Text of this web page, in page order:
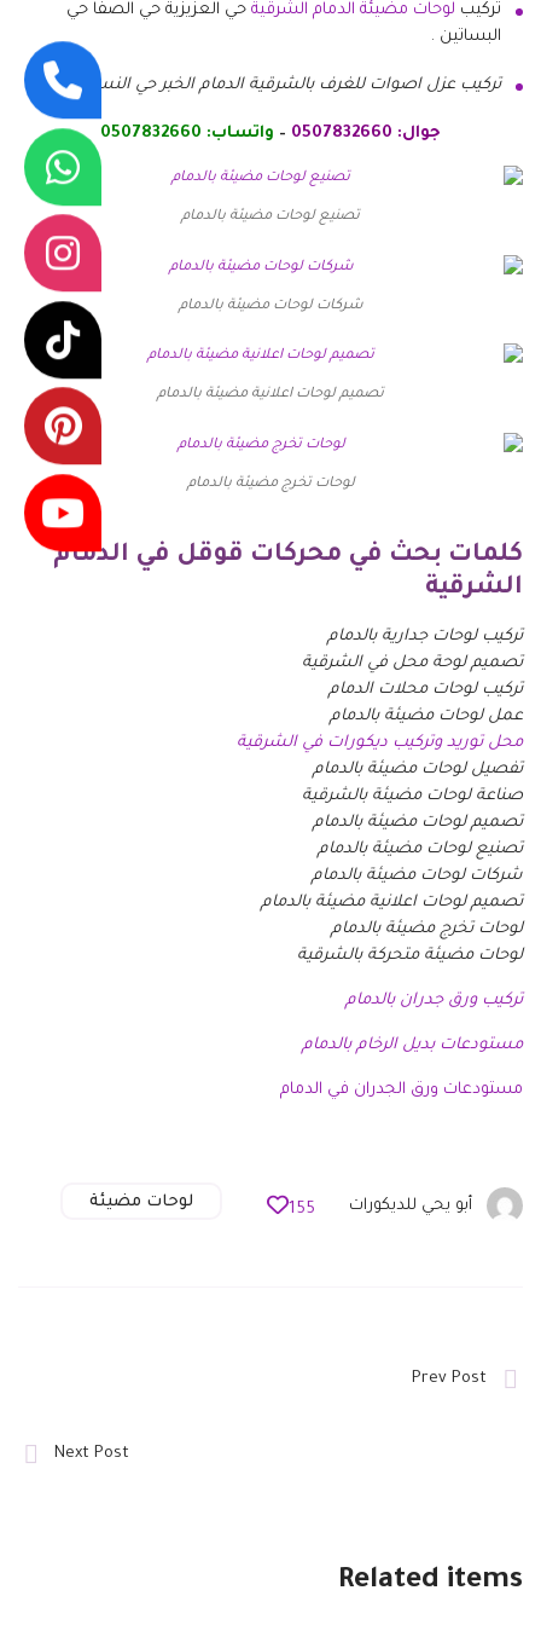
تركيب لوحات مضيئة الدمام الشرقية حي العزيزية حي الصفا حي
البساتين .
تركيب عزل اصوات للغرف بالشرقية الدمام الخبر حي النسيم .
جوال: 0507832660 – واتساب: 0507832660
تصنيع لوحات مضيئة بالدمام
شركات لوحات مضيئة بالدمام
تصميم لوحات اعلانية مضيئة بالدمام
لوحات تخرج مضيئة بالدمام
كلمات بحث في محركات قوقل في الدمام
الشرقية
تركيب لوحات جدارية بالدمام
تصميم لوحة محل في الشرقية
تركيب لوحات محلات الدمام
عمل لوحات مضيئة بالدمام
محل توريد وتركيب ديكورات في الشرقية
تفصيل لوحات مضيئة بالدمام
صناعة لوحات مضيئة بالشرقية
تصميم لوحات مضيئة بالدمام
تصنيع لوحات مضيئة بالدمام
شركات لوحات مضيئة بالدمام
تصميم لوحات اعلانية مضيئة بالدمام
لوحات تخرج مضيئة بالدمام
لوحات مضيئة متحركة بالشرقية
تركيب ورق جدران بالدمام
مستودعات بديل الرخام بالدمام
مستودعات ورق الجدران في الدمام
أبو يحي للديكورات 155 لوحات مضيئة
Prev Post
Next Post
Related items